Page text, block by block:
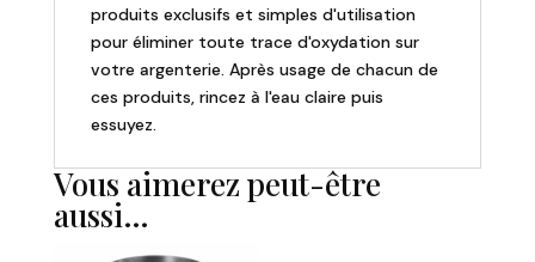
produits exclusifs et simples d'utilisation
pour éliminer toute trace d'oxydation sur
votre argenterie. Après usage de chacun de
ces produits, rincez à l'eau claire puis
essuyez.
Vous aimerez peut-être
aussi…